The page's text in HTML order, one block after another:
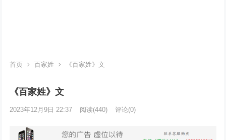
首页 百家姓 《百家姓》文
《百家姓》文
2023年12月9日 22:37 阅读(440) 评论(0)